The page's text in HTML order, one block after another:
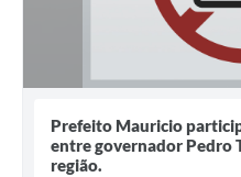
Prefeito Mauricio
entre governador Pedro
região.